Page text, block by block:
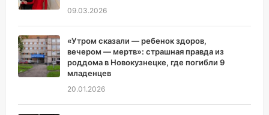
09.03.2026
«Утром сказали — ребенок здоров,
вечером — мертв»: страшная правда из
роддома в Новокузнецке, где погибли 9
младенцев
20.01.2026